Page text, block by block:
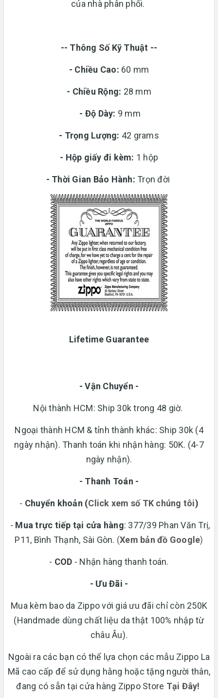
của nhà phân phối.
-- Thông Số Kỹ Thuật --
- Chiều Cao: 60 mm
- Chiều Rộng: 28 mm
- Độ Dày: 9 mm
- Trọng Lượng: 42 grams
- Hộp giấy đi kèm: 1 hộp
- Thời Gian Bảo Hành: Trọn đời
Lifetime Guarantee
- Vận Chuyển -
Nội thành HCM: Ship 30k trong 48 giờ.
Ngoại thành HCM & tỉnh thành khác: Ship 30k (4
ngày nhận). Thanh toán khi nhận hàng: 50K. (4-7
ngày nhận).
- Thanh Toán -
- Chuyển khoản (Click xem số TK chúng tôi)
- Mua trực tiếp tại cửa hàng: 377/39 Phan Văn Trị,
P11, Bình Thạnh, Sài Gòn. (Xem bản đồ Google)
- COD - Nhận hàng thanh toán.
- Ưu Đãi -
Mua kèm bao da Zippo với giá ưu đãi chỉ còn 250K
(Handmade dùng chất liệu da thật 100% nhập từ
châu Âu).
Ngoài ra các bạn có thể lựa chọn các mẫu Zippo La
Mã cao cấp để sử dụng hằng hoặc tặng người thân,
đang có sẵn tại cửa hàng Zippo Store Tại Đây!